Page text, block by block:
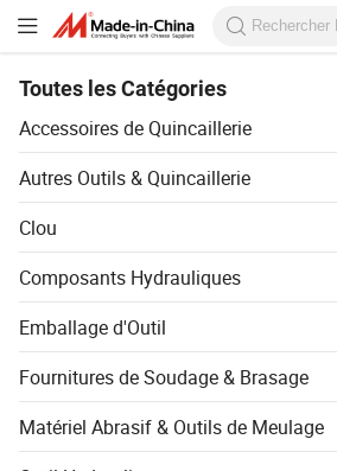
Toutes les Catégories
Accessoires de Quincaillerie
Autres Outils & Quincaillerie
Clou
Composants Hydrauliques
Emballage d'Outil
Fournitures de Soudage & Brasage
Matériel Abrasif & Outils de Meulage